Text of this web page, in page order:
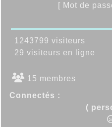
[ Mot de
1243799 visiteurs
29 visiteurs en ligne
15 membres
Connectés :
(